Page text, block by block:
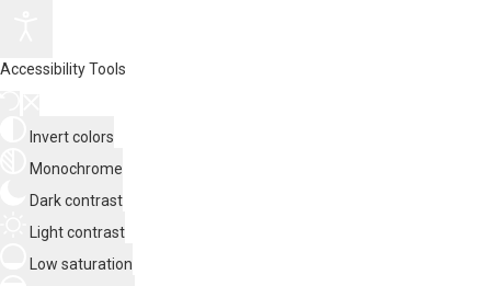
Accessibility Tools
Invert colors
Monochrome
Dark contrast
Light contrast
Low saturation